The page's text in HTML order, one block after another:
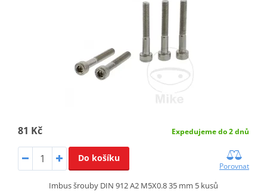
81 Kč Expedujeme do 2 dnů
Do košíku
Porovnat
Imbus šrouby DIN 912 A2 M5X0.8 35 mm 5 kusů